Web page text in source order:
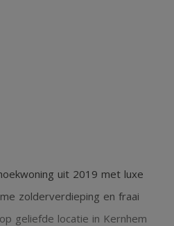
uit 2019 met luxe
zolderverdieping en fraai
geliefde locatie in Kernhem